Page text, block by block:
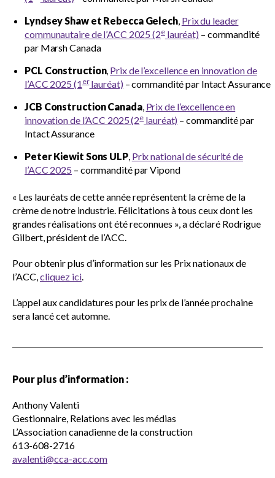
Prix d’excellence en innovation de l’ACC
Prix national de sécurité de l’ACC
Prix d’excellence des associations
partenaires de l’ACC
Prix d’excellence de la main-d’œuvre de
l’ACC
Prix du jeune leader de l’ACC
Programme de mentorat
CONtact
menu
Portail R&D en construction
Canada
Promouvoir la diversité et l’inclusion
Sécurité sur les chantiers
Lyndsey Shaw et Rebecca Gelech Prix du leader
communautaire de l’ACC 2025 (2elauréat) – commandité
par Marsh Canada
PCL Construction, Prix de l’excellence en innovation de
l’ACC 2025 (1erlauréat) – commandité par Intact Assurance
JCB Construction Canada, Prix de l’excellence en
innovation de l’ACC 2025 (2elauréat) – commandité par
Intact Assurance
Peter Kiewit Sons ULP, Prix national de sécurité de
l’ACC 2025 – commandité par Vipond
« Les lauréats de cette année représentent la crème de la
crème de notre industrie. Félicitations à tous ceux dont les
grandes réalisations ont été reconnues », a déclaré Rodrigue
Gilbert, président de l’ACC.
Pour obtenir plus d’information sur les Prix nationaux de
l’ACC,cliquez ici.
L’appel aux candidatures pour les prix de l’année prochaine
sera lancé cet automne.
Pour plus d’information :
Anthony Valenti
Gestionnaire, Relations avec les médias
L’Association canadienne de la construction
613-608-2716
avalenti@cca-acc.com